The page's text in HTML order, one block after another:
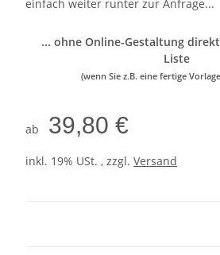
einfach weiter runter zur Anfrage...
... ohne Online-Gestaltung
Liste
(wenn Sie z.B. eine fertige
ab 39,80 €
inkl. 19% USt. , zzgl. Versand